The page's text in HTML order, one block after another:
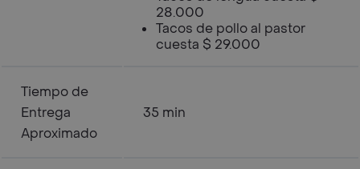
28.000
Tacos de pollo al pastor
cuesta $ 29.000
Tiempo de
Entrega
Aproximado
35 min